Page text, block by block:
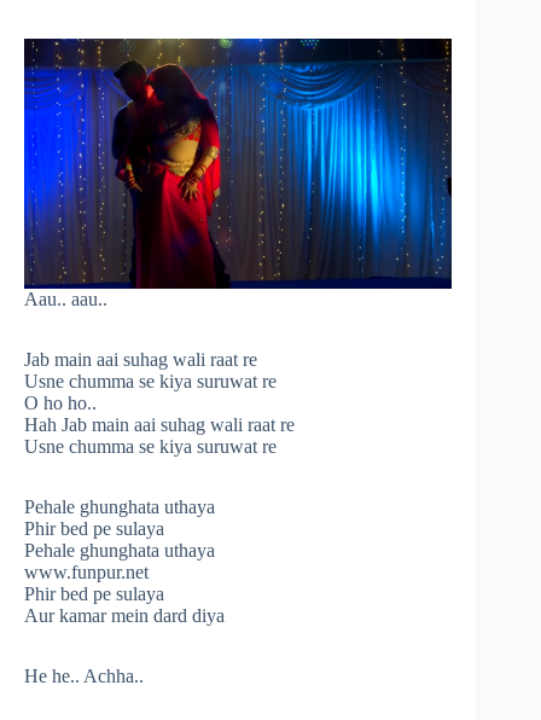
Aau.. aau..
Jab main aai suhag wali raat re
Usne chumma se kiya suruwat re
O ho ho..
Hah Jab main aai suhag wali raat re
Usne chumma se kiya suruwat re
Pehale ghunghata uthaya
Phir bed pe sulaya
Pehale ghunghata uthaya
www.funpur.net
Phir bed pe sulaya
Aur kamar mein dard diya
He he.. Achha..